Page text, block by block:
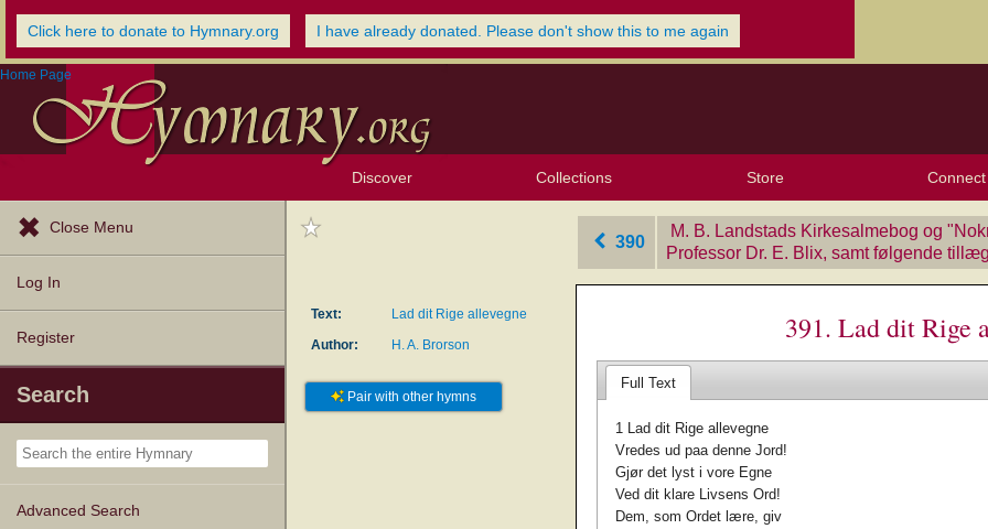
Click here to donate to Hymnary.org I have already donated. Please don't show this to me again
Home Page
Discover Collections Store Connect
X
Close Menu
Log In
Register
Search
Advanced Search
390
M. B. Landstads Kirkesalmebog og
Professor Dr. E. Blix, samt følgende tillæg
Text:
Lad dit Rige allevegne
Author:
H. A. Brorson
Pair with other hymns
391. Lad dit Rige
Full Text
1 Lad dit Rige allevegne
Vredes ud paa denne Jord!
Gjør det lyst i vore Egne
Ved dit klare Livsens Ord!
Dem, som Ordet lære, giv